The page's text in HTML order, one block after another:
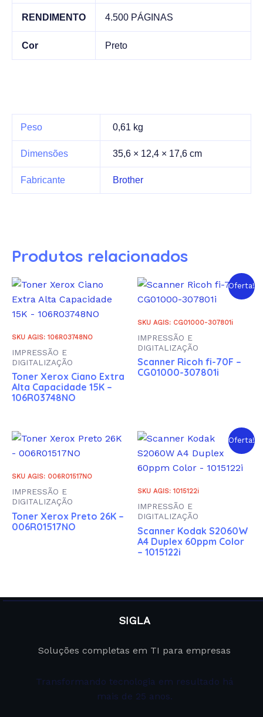
RENDIMENTO 4.500 PÁGINAS
Cor Preto
Peso 0,61 kg
Dimensões 35,6 × 12,4 × 17,6 cm
Fabricante Brother
Produtos relacionados
SKU AGIS: 106R03748NO
IMPRESSÃO E
DIGITALIZAÇÃO
Toner Xerox Ciano Extra
Alta Capacidade 15K –
106R03748NO
Oferta!
SKU AGIS: CG01000-307801i
IMPRESSÃO E
DIGITALIZAÇÃO
Scanner Ricoh fi-70F –
CG01000-307801i
SKU AGIS: 006R01517NO
IMPRESSÃO E
DIGITALIZAÇÃO
Toner Xerox Preto 26K –
006R01517NO
Oferta!
SKU AGIS: 1015122i
IMPRESSÃO E
DIGITALIZAÇÃO
Scanner Kodak S2060W
A4 Duplex 60ppm Color
– 1015122i
SIGLA
Soluções completas em TI para empresas
Transformando tecnologia em resultado há
mais de 25 anos.